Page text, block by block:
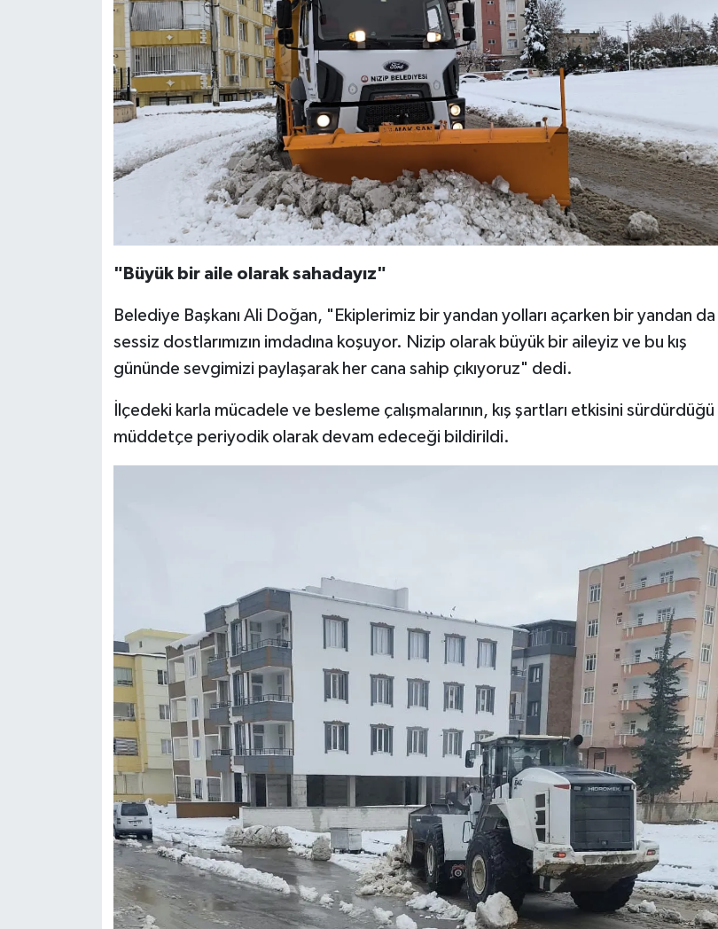
​"Büyük bir aile olarak sahadayız"
Belediye Başkanı Ali Doğan, "Ekiplerimiz bir yandan yolları açarken bir yandan da
sessiz dostlarımızın imdadına koşuyor. Nizip olarak büyük bir aileyiz ve bu kış
gününde sevgimizi paylaşarak her cana sahip çıkıyoruz" dedi.
​İlçedeki karla mücadele ve besleme çalışmalarının, kış şartları etkisini sürdürdüğü
müddetçe periyodik olarak devam edeceği bildirildi.